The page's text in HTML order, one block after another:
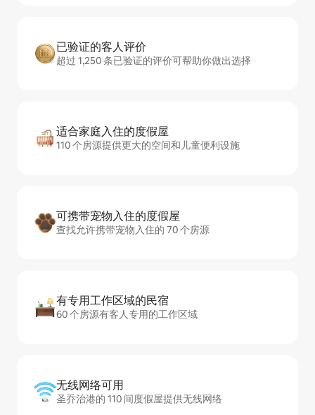
已验证的客人评价
超过 1,250 条已验证的评价可帮助你做出选择
适合家庭入住的度假屋
110 个房源提供更大的空间和儿童便利设施
可携带宠物入住的度假屋
查找允许携带宠物入住的 70 个房源
有专用工作区域的民宿
60 个房源有客人专用的工作区域
无线网络可用
圣乔治港的 110 间度假屋提供无线网络